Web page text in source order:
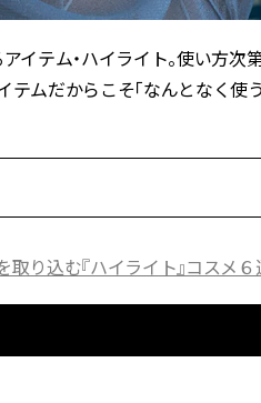
イテム・ハイライト。使い方
ムだからこそ「なんとなく使
取り込む『ハイライト』コスメ
BEAUTY Aug,
“盛りすぎない”がト
【最旬マスカラ4選
も！注目度急上昇の
ンス』５選 |